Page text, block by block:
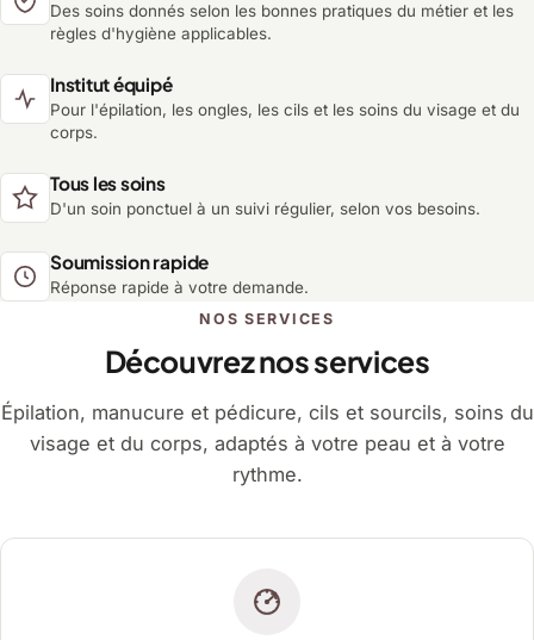
Des soins donnés selon les bonnes pratiques du métier et les
règles d'hygiène applicables.
Institut équipé
Pour l'épilation, les ongles, les cils et les soins du visage et du
corps.
Tous les soins
D'un soin ponctuel à un suivi régulier, selon vos besoins.
Soumission rapide
Réponse rapide à votre demande.
NOS SERVICES
Découvrez nos services
Épilation, manucure et pédicure, cils et sourcils, soins du
visage et du corps, adaptés à votre peau et à votre
rythme.